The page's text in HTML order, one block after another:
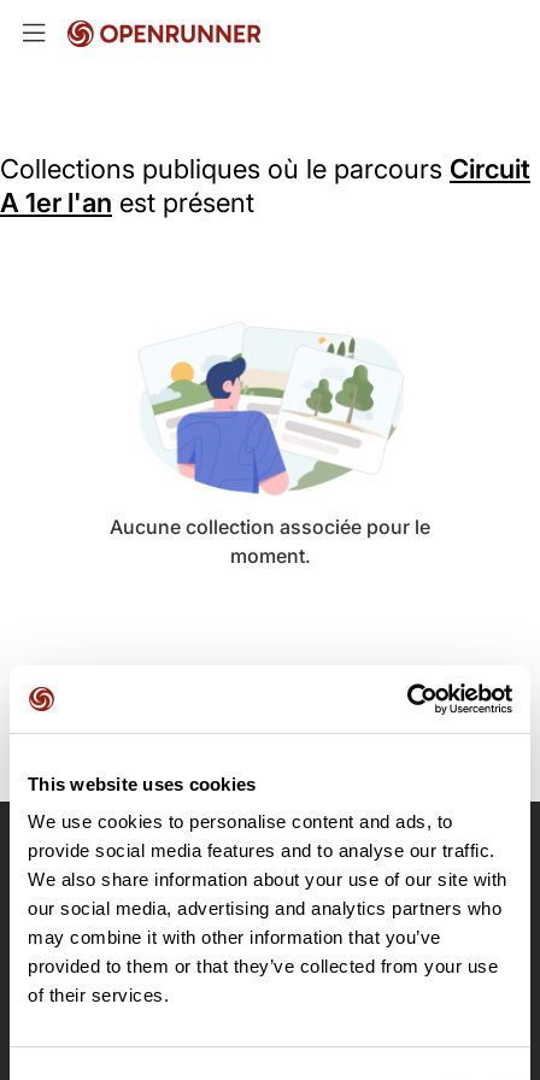
This website uses cookies
We use cookies to personalise content and ads, to
provide social media features and to analyse our traffic.
We also share information about your use of our site with
our social media, advertising and analytics partners who
may combine it with other information that you’ve
provided to them or that they’ve collected from your use
of their services.
Collections publiques où le parcours Circuit
A 1er l'an est présent
Aucune collection associée pour le
moment.
OpenRunner
Equipe
Carrières
À propos
Contact